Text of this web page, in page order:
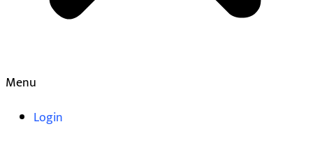
Menu
Login